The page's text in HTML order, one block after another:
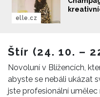
REDAKCE
elle.cz
Štír (24. 10. –
Novoluní v Blížencích,
abyste se nebáli ukázat
jste profesionální umělec